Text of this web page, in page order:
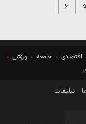
۵ ۶
اقتصادی جامعه
ورزشی
تبلیغات